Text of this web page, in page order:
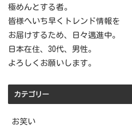
極めんとする者。
皆様へいち早くトレンド情報を
お届けするため、日々邁進中。
日本在住、30代、男性。
よろしくお願いします。
カテゴリー
お笑い